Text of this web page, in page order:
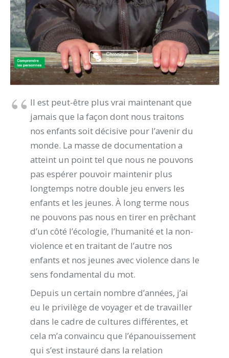
Il est peut-être plus vrai maintenant que
jamais que la façon dont nous traitons
nos enfants soit décisive pour l’avenir du
monde. La masse de documentation a
atteint un point tel que nous ne pouvons
pas espérer pouvoir maintenir plus
longtemps notre double jeu envers les
enfants et les jeunes. À long terme nous
ne pouvons pas nous en tirer en prêchant
d’un côté l’écologie, l’humanité et la non-
violence et en traitant de l’autre nos
enfants et nos jeunes avec violence dans le
sens fondamental du mot.
Depuis un certain nombre d’années, j’ai
eu le privilège de voyager et de travailler
dans le cadre de cultures différentes, et
cela m’a convaincu que l’épanouissement
qui s’est instauré dans la relation